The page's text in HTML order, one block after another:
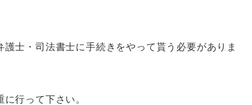
士・司法書士に手続きをやって貰う必要がありま
行って下さい。